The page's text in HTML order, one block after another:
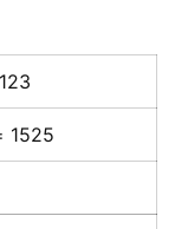
1525